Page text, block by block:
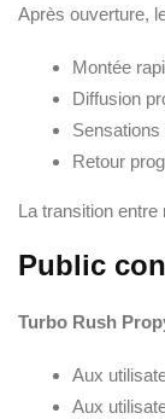
Après ouverture,
Montée
Diffusion
Retour
La transition
Public
Turbo Rush
Aux
Aux